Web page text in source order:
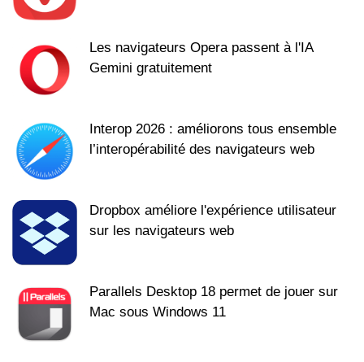
Les navigateurs Opera passent à l'IA
Gemini gratuitement
Interop 2026 : améliorons tous ensemble
l’interopérabilité des navigateurs web
Dropbox améliore l'expérience utilisateur
sur les navigateurs web
Parallels Desktop 18 permet de jouer sur
Mac sous Windows 11